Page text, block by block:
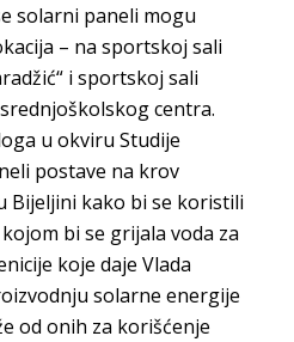
solarni paneli mogu
– na sportskoj sali
i sportskoj sali
centra.
u okviru Studije
postave na krov
Bijeljini kako bi se koristili
bi se grijala voda za
koje daje Vlada
solarne energije
od onih za korišćenje